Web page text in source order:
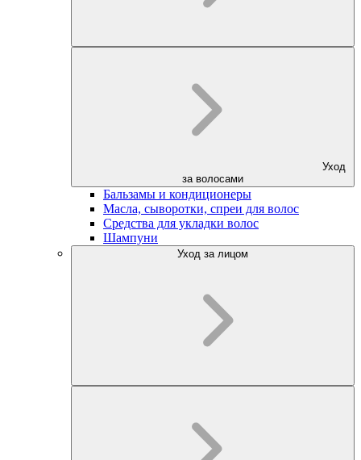
Уход
за волосами
Бальзамы и кондиционеры
Масла, сыворотки, спреи для волос
Средства для укладки волос
Шампуни
Уход за лицом